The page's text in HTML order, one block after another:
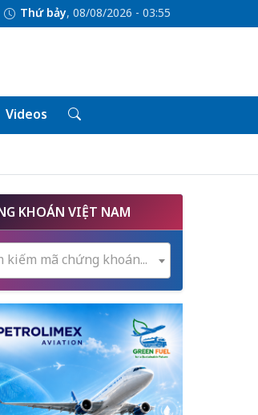
Thứ bảy, 08/08/2026 - 03:55
Videos
KHOÁN VIỆT NAM
kiếm mã chứng khoán...